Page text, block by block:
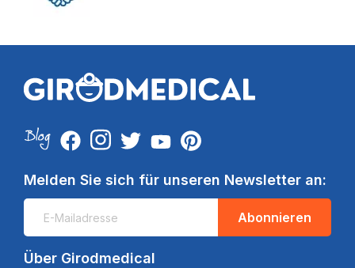
Melden Sie sich für unseren Newsletter an:
Abonnieren
Über Girodmedical